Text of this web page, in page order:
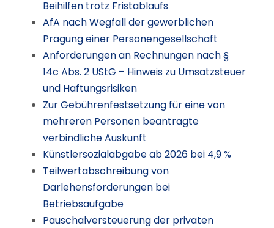
Beihilfen trotz Fristablaufs
AfA nach Wegfall der gewerblichen
Prägung einer Personengesellschaft
Anforderungen an Rechnungen nach §
14c Abs. 2 UStG – Hinweis zu Umsatzsteuer
und Haftungsrisiken
Zur Gebührenfestsetzung für eine von
mehreren Personen beantragte
verbindliche Auskunft
Künstlersozialabgabe ab 2026 bei 4,9 %
Teilwertabschreibung von
Darlehensforderungen bei
Betriebsaufgabe
Pauschalversteuerung der privaten